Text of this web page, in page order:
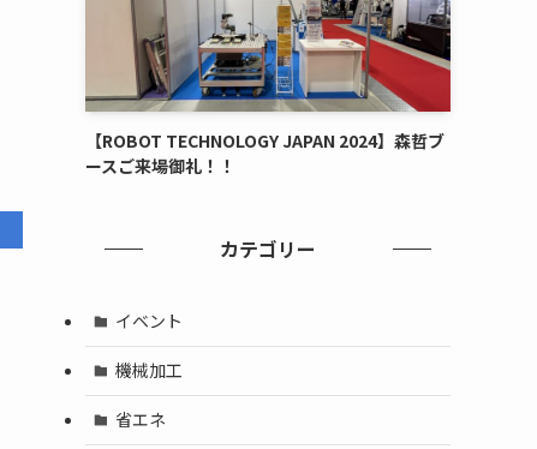
【ROBOT TECHNOLOGY JAPAN 2024】森哲ブ
ースご来場御礼！！
カテゴリー
イベント
機械加工
省エネ